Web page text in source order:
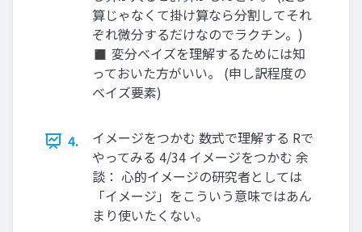
算じゃなくて掛け算なら分割してそれ
ぞれ微分するだけなのでラクチン。)
◼ 変分ベイズを理解するためには知
っておいた方がいい。 (申し訳程度の
ベイズ要素)
4.
イメージをつかむ 数式で理解する Rで
やってみる 4/34 イメージをつかむ 余
談： 心的イメージの研究者としては
「イメージ」をこういう意味ではあん
まり使いたくない。